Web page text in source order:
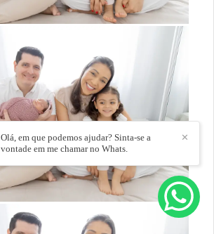
✕
Olá, em que podemos ajudar? Sinta-se a
vontade em me chamar no Whats.